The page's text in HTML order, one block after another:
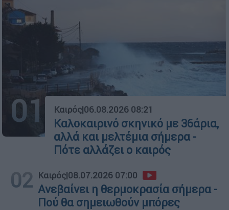
01 Καιρός|06.08.2026 08:21
Καλοκαιρινό σκηνικό με 36άρια,
αλλά και μελτέμια σήμερα -
Πότε αλλάζει ο καιρός
02 Καιρός|08.07.2026 07:00
Ανεβαίνει η θερμοκρασία σήμερα -
Πού θα σημειωθούν μπόρες